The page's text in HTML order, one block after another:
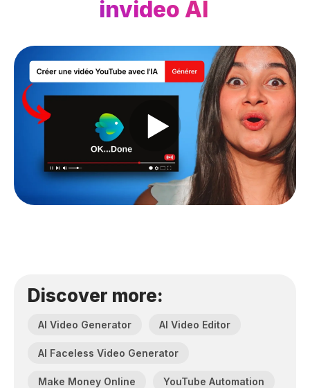
invideo AI
Discover more:
AI Video Generator AI Video Editor
AI Faceless Video Generator
Make Money Online YouTube Automation